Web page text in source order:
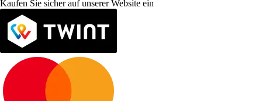
Kaufen Sie sicher auf unserer Website ein